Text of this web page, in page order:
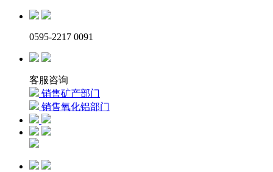
0595-2217 0091
客服咨询
销售矿产部门
销售氧化铝部门